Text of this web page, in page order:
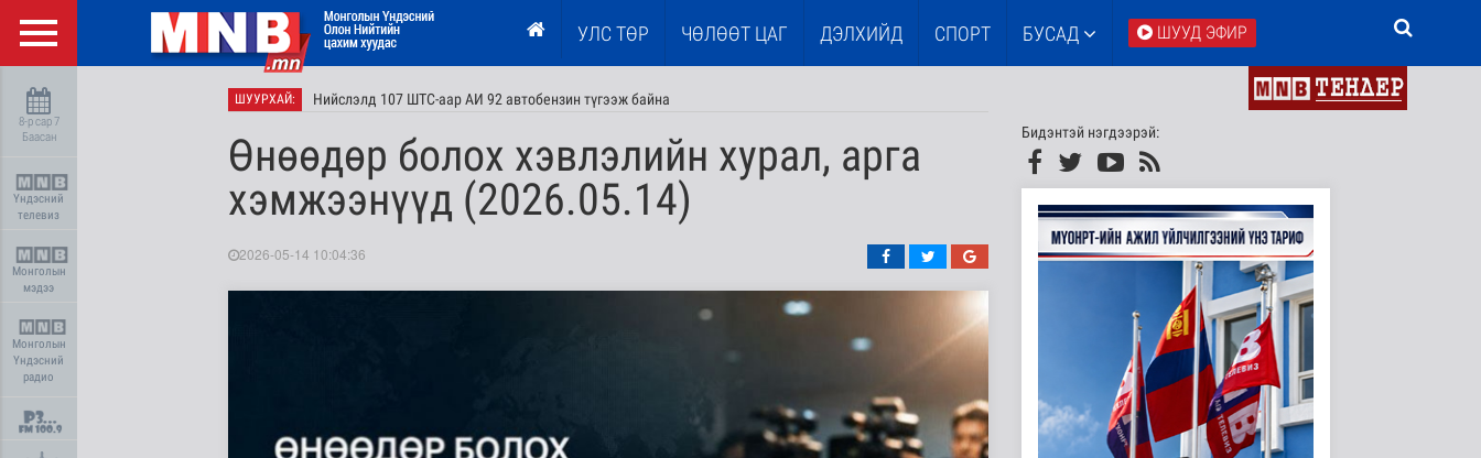
УЛС ТӨР ЧӨЛӨӨТ ЦАГ ДЭЛХИЙД СПОРТ БУСАД ШУУД ЭФИР
8-р сар 7
Баасан
Үндэсний
телевиз
Монголын
мэдээ
Монголын
Үндэсний
радио
ШУУРХАЙ: Нийслэлд 107 ШТС-аар АИ 92 автобензин түгээж байна
Өнөөдөр болох хэвлэлийн хурал, арга
хэмжээнүүд (2026.05.14)
2026-05-14 10:04:36
Бидэнтэй нэгдээрэй: